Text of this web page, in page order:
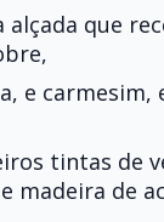
alçada que
e carmesim,
tintas de
madeira de